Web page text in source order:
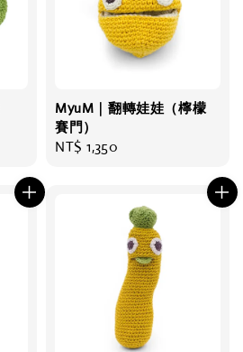
MyuM｜翻轉娃娃（檸檬
賽門）
Regular
NT$ 1,350